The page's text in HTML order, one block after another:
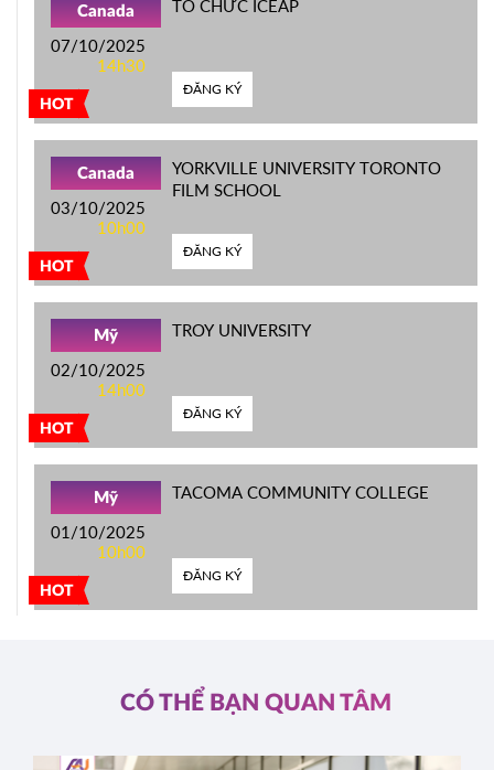
HOT
Canada
07/10/2025
14h30
TỔ CHỨC ICEAP
ĐĂNG KÝ
HOT
Canada
03/10/2025
10h00
YORKVILLE UNIVERSITY TORONTO
FILM SCHOOL
ĐĂNG KÝ
HOT
Mỹ
02/10/2025
14h00
TROY UNIVERSITY
ĐĂNG KÝ
HOT
Mỹ
01/10/2025
10h00
TACOMA COMMUNITY COLLEGE
ĐĂNG KÝ
CÓ THỂ BẠN QUAN TÂM